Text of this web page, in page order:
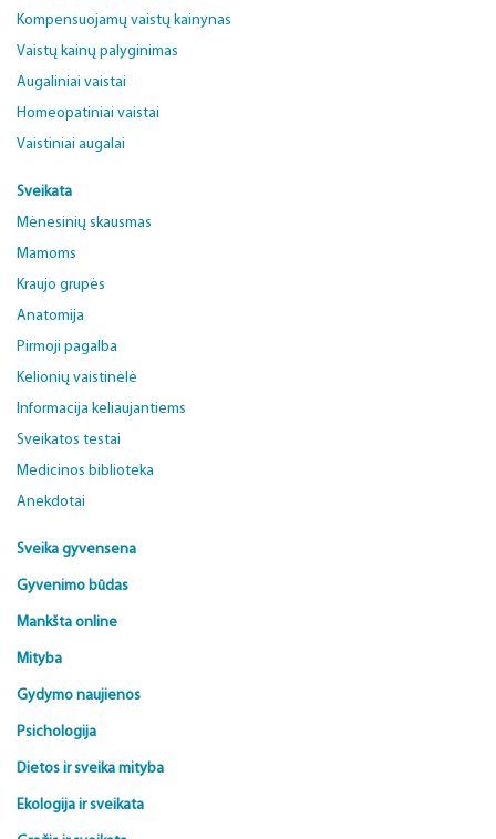
Kompensuojamų vaistų kainynas
Vaistų kainų palyginimas
Augaliniai vaistai
Homeopatiniai vaistai
Vaistiniai augalai
Sveikata
Mėnesinių skausmas
Mamoms
Kraujo grupės
Anatomija
Pirmoji pagalba
Kelionių vaistinėlė
Informacija keliaujantiems
Sveikatos testai
Medicinos biblioteka
Anekdotai
Sveika gyvensena
Gyvenimo būdas
Mankšta online
Mityba
Gydymo naujienos
Psichologija
Dietos ir sveika mityba
Ekologija ir sveikata